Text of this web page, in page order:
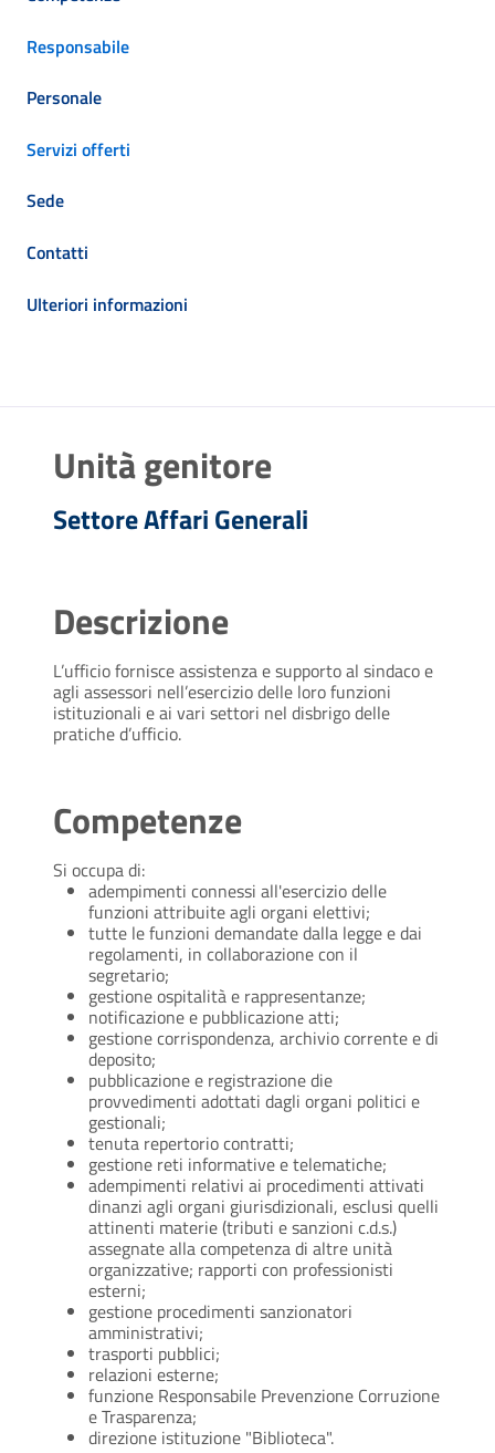
Responsabile
Personale
Servizi offerti
Sede
Contatti
Ulteriori informazioni
Unità genitore
Settore Affari Generali
Descrizione
L’ufficio fornisce assistenza e supporto al sindaco e
agli assessori nell’esercizio delle loro funzioni
istituzionali e ai vari settori nel disbrigo delle
pratiche d’ufficio.
Competenze
Si occupa di:
adempimenti connessi all'esercizio delle
funzioni attribuite agli organi elettivi;
tutte le funzioni demandate dalla legge e dai
regolamenti, in collaborazione con il
segretario;
gestione ospitalità e rappresentanze;
notificazione e pubblicazione atti;
gestione corrispondenza, archivio corrente e di
deposito;
pubblicazione e registrazione die
provvedimenti adottati dagli organi politici e
gestionali;
tenuta repertorio contratti;
gestione reti informative e telematiche;
adempimenti relativi ai procedimenti attivati
dinanzi agli organi giurisdizionali, esclusi quelli
attinenti materie (tributi e sanzioni c.d.s.)
assegnate alla competenza di altre unità
organizzative; rapporti con professionisti
esterni;
gestione procedimenti sanzionatori
amministrativi;
trasporti pubblici;
relazioni esterne;
funzione Responsabile Prevenzione Corruzione
e Trasparenza;
direzione istituzione "Biblioteca".